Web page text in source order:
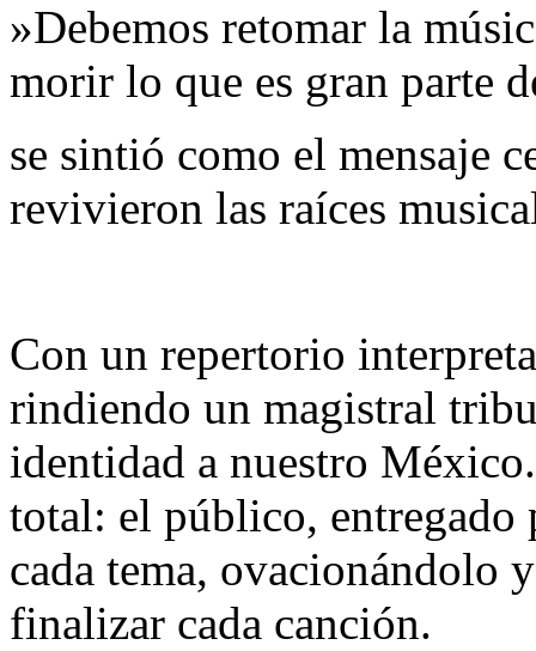
​»Debemos retomar la
morir lo que es gran parte
se sintió como el mensaje
revivieron las raíces
​Con un repertorio
rindiendo un magistral
identidad a nuestro
total: el público,
cada tema, ovacionándolo
finalizar cada canción.